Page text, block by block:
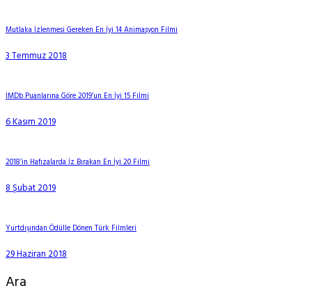
Mutlaka İzlenmesi Gereken En İyi 14 Animasyon Filmi
3 Temmuz 2018
IMDb Puanlarına Göre 2019’un En İyi 15 Filmi
6 Kasım 2019
2018’in Hafızalarda İz Bırakan En İyi 20 Filmi
8 Şubat 2019
Yurtdışından Ödülle Dönen Türk Filmleri
29 Haziran 2018
Ara